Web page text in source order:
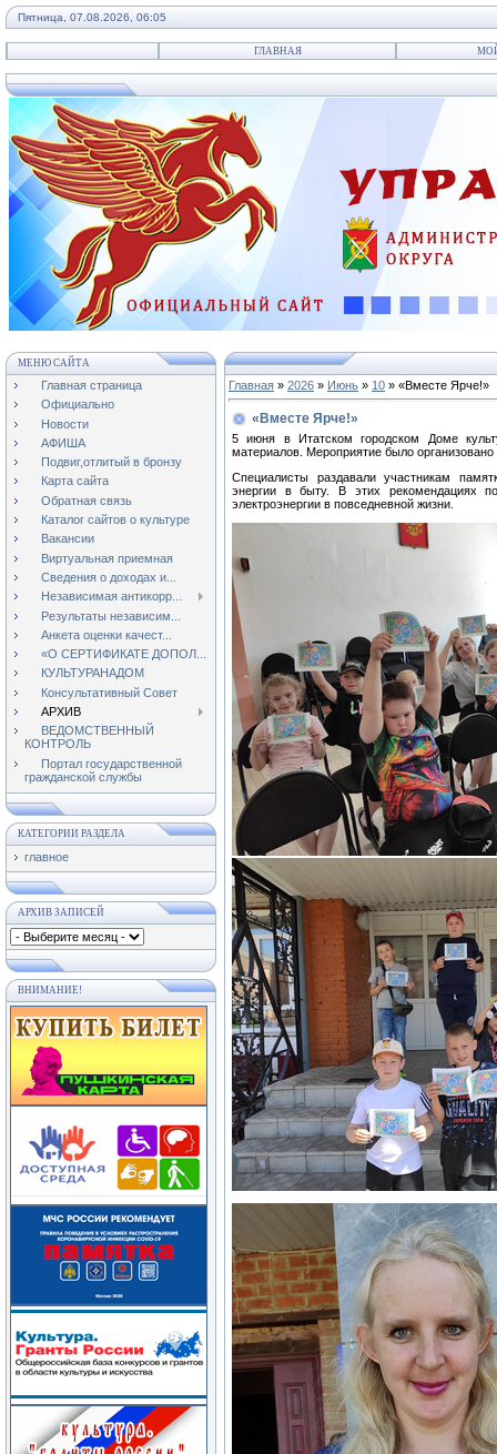
Пятница, 07.08.2026, 06:05
ГЛАВНАЯ
МЕНЮ САЙТА
Главная страница
Официально
Новости
АФИША
Подвиг,отлитый в бронзу
Карта сайта
Обратная связь
Каталог сайтов о культуре
Вакансии
Виртуальная приемная
Сведения о доходах и...
Независимая антикорр...
Результаты независим...
Анкета оценки качест...
«О СЕРТИФИКАТЕ ДОПОЛ...
КУЛЬТУРАНАДОМ
Консультативный Совет
АРХИВ
ВЕДОМСТВЕННЫЙ
КОНТРОЛЬ
Портал государственной
гражданской службы
КАТЕГОРИИ РАЗДЕЛА
главное
АРХИВ ЗАПИСЕЙ
ВНИМАНИЕ!
Главная » 2026 » Июнь » 10 » «Вместе Ярче!»
«Вместе Ярче!»
5 июня в Итатском городском Доме
материалов. Мероприятие было
Специалисты раздавали участникам
энергии в быту. В этих рекомендациях
электроэнергии в повседневной жизни.